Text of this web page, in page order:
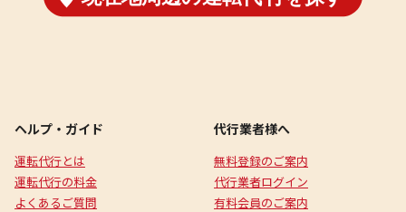
ヘルプ・ガイド
運転代行とは
運転代行の料金
よくあるご質問
代行業者様へ
無料登録のご案内
代行業者ログイン
有料会員のご案内